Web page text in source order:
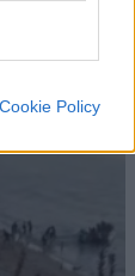
Policy